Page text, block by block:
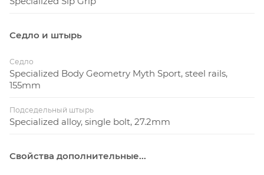
Седло и штырь
Седло
Specialized Body Geometry Myth Sport, steel rails,
155mm
Подседельный штырь
Specialized alloy, single bolt, 27.2mm
Свойства дополнительные...